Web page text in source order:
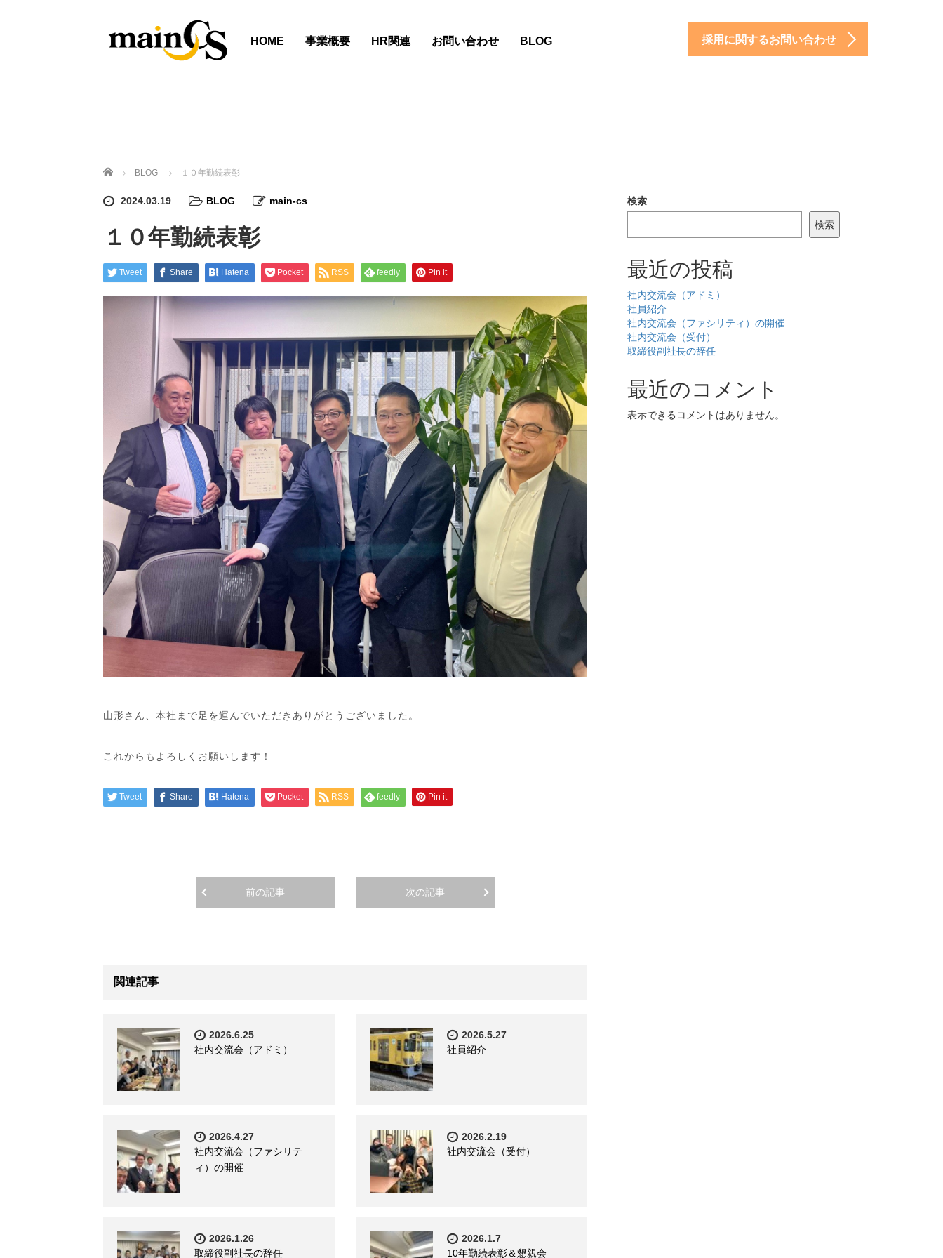
HOME 事業概要 HR関連 お問い合わせ BLOG 採用に関するお問い合わせ
ホーム BLOG １０年勤続表彰
2024.03.19 BLOG main-cs
１０年勤続表彰
Tweet Share Hatena Pocket RSS feedly Pin it
山形さん、本社まで足を運んでいただきありがとうございました。
これからもよろしくお願いします！
Tweet Share Hatena Pocket RSS feedly Pin it
前の記事 次の記事
関連記事
2026.6.25
社内交流会（アドミ）
2026.5.27
社員紹介
2026.4.27
社内交流会（ファシリテ
ィ）の開催
2026.2.19
社内交流会（受付）
2026.1.26
取締役副社長の辞任
2026.1.7
10年勤続表彰＆懇親会
検索
検索
最近の投稿
社内交流会（アドミ）
社員紹介
社内交流会（ファシリティ）の開催
社内交流会（受付）
取締役副社長の辞任
最近のコメント
表示できるコメントはありません。